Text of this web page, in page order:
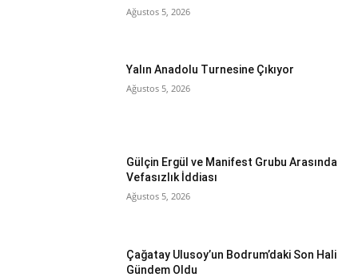
Ağustos 5, 2026
Yalın Anadolu Turnesine Çıkıyor
Ağustos 5, 2026
Gülçin Ergül ve Manifest Grubu Arasında
Vefasızlık İddiası
Ağustos 5, 2026
Çağatay Ulusoy’un Bodrum’daki Son Hali
Gündem Oldu